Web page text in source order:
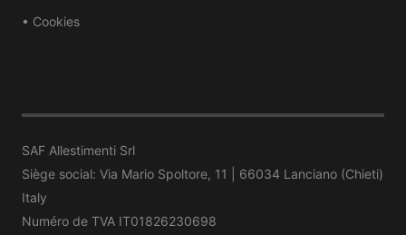
• Cookies
SAF Allestimenti Srl
Siège social: Via Mario Spoltore, 11 | 66034 Lanciano (Chieti)
Italy
Numéro de TVA IT01826230698